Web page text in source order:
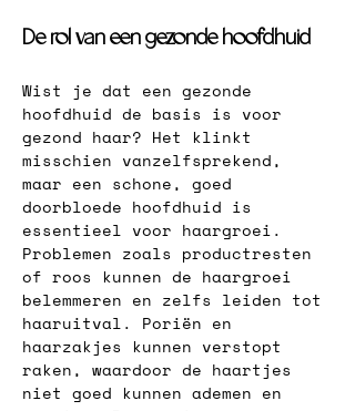
De rol van een gezonde hoofdhuid
Wist je dat een gezonde
hoofdhuid de basis is voor
gezond haar? Het klinkt
misschien vanzelfsprekend,
maar een schone, goed
doorbloede hoofdhuid is
essentieel voor haargroei.
Problemen zoals productresten
of roos kunnen de haargroei
belemmeren en zelfs leiden tot
haaruitval. Poriën en
haarzakjes kunnen verstopt
raken, waardoor de haartjes
niet goed kunnen ademen en